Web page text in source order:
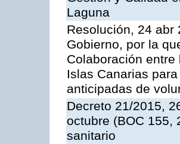
Laguna
Resolución, 24 abr
Gobierno, por la
Colaboración
Islas Canarias
anticipadas de
Decreto 21/2015,
octubre (BOC 155,
sanitario